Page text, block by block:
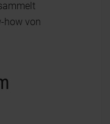
how von